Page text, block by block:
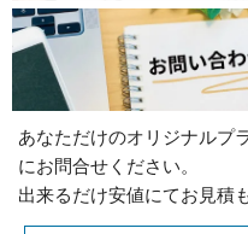
あなただけのオリジナルプ
にお問合せください。
出来るだけ安値にてお見積